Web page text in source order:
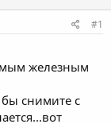
#1
железным
снимите с